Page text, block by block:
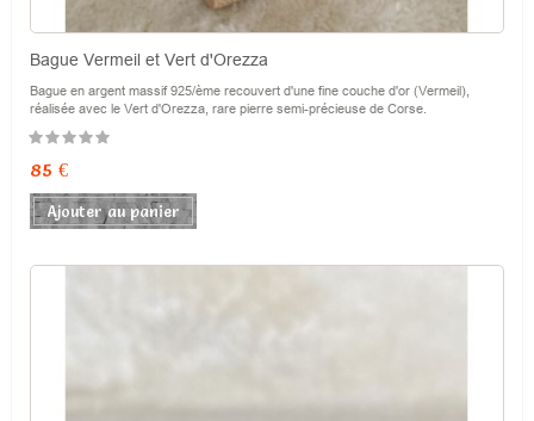
Bague Vermeil et Vert d'Orezza
Bague en argent massif 925/ème recouvert d'une fine couche d'or (Vermeil),
réalisée avec le Vert d'Orezza, rare pierre semi-précieuse de Corse.
Prix
85 €
Ajouter au panier